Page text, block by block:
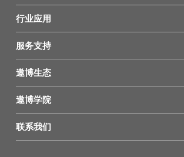
行业应用
服务支持
遨博生态
遨博学院
联系我们